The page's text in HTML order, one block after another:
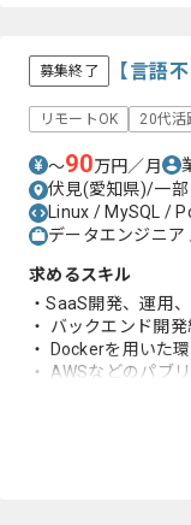
募集終了 【言語
リモートOK 20代活
〜90万円／月
伏見(愛知県)/一部
Linux / MySQL /
データエンジニ
求めるスキル
・SaaS開発、運用
・ バックエンド開
・ Dockerを用いた
・ AWSなどのパブ